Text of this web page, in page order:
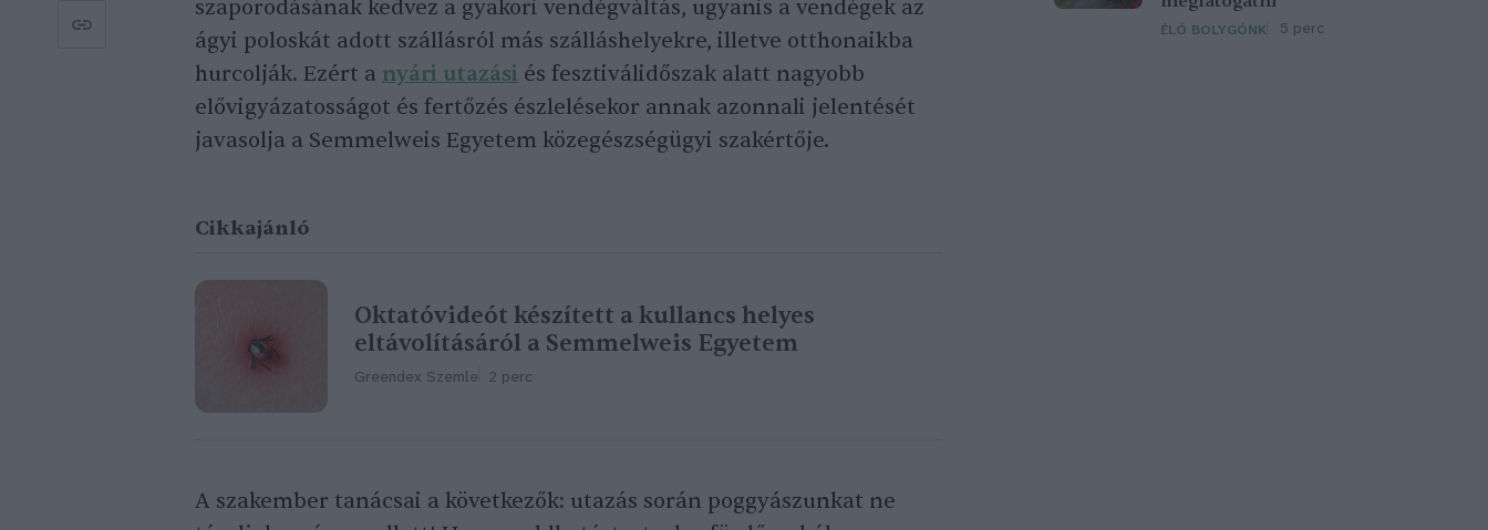
szaporodásának kedvez a gyakori vendégváltás, ugyanis a vendégek az
ágyi poloskát adott szállásról más szálláshelyekre, illetve otthonaikba
hurcolják. Ezért a nyári utazási és fesztiválidőszak alatt nagyobb
elővigyázatosságot és fertőzés észlelésekor annak azonnali jelentését
javasolja a Semmelweis Egyetem közegészségügyi szakértője.
Cikkajánló
Oktatóvideót készített a kullancs helyes
eltávolításáról a Semmelweis Egyetem
Greendex Szemle 2 perc
A szakember tanácsai a következők: utazás során poggyászunkat ne
ÉLŐ BOLYGÓNK 5 perc